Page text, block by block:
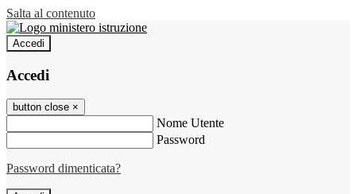
Salta al contenuto
Accedi
Accedi
button close ×
Nome Utente
Password
Password dimenticata?